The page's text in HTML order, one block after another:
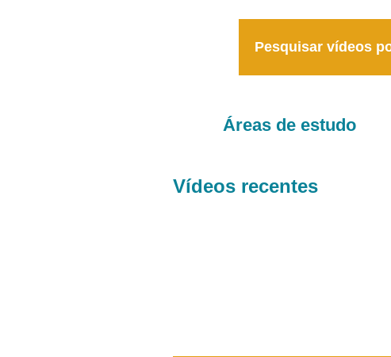
Pesquisar vídeos
Áreas de estudo
Vídeos recentes